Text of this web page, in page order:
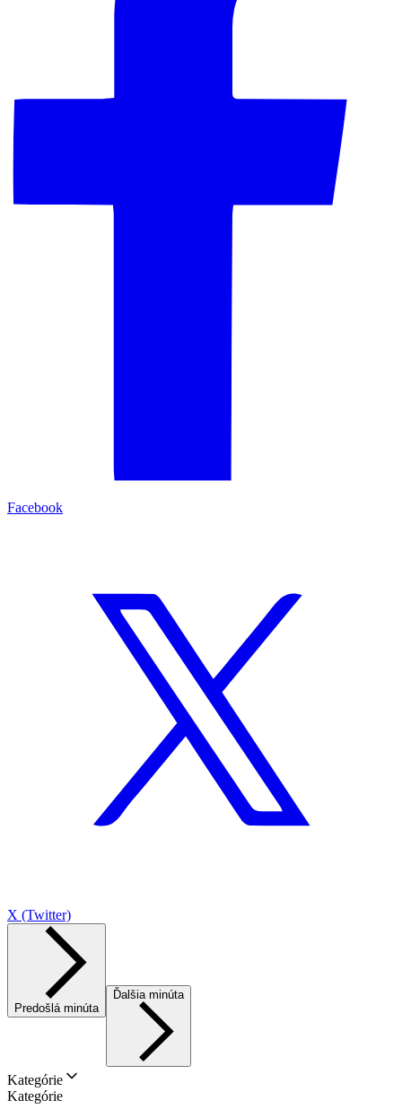
Facebook
X (Twitter)
Predošlá minúta
Ďalšia minúta
Kategórie
Kategórie